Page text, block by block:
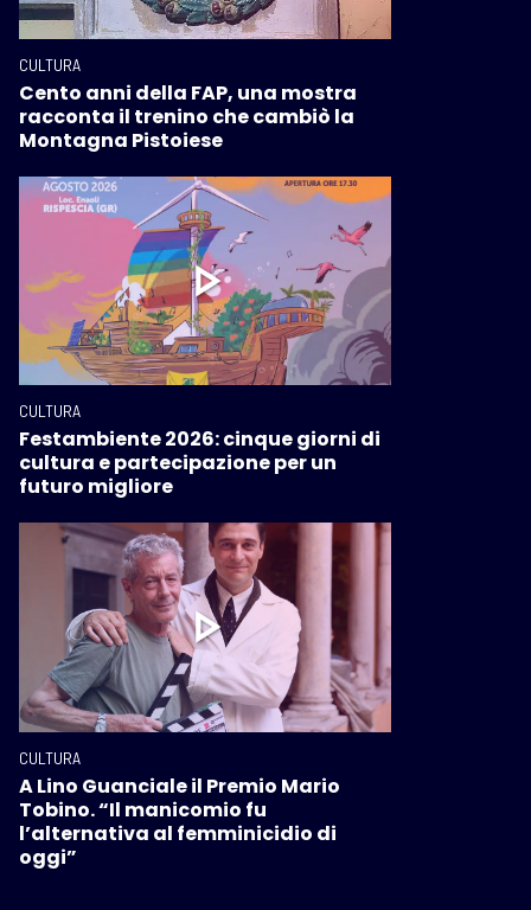
CULTURA
Cento anni della FAP, una mostra
racconta il trenino che cambiò la
Montagna Pistoiese
CULTURA
Festambiente 2026: cinque giorni di
cultura e partecipazione per un
futuro migliore
CULTURA
A Lino Guanciale il Premio Mario
Tobino. “Il manicomio fu
l’alternativa al femminicidio di
oggi”